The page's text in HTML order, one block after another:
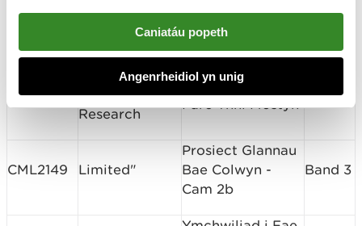
Caniatáu popeth
Angenrheidiol yn unig
SP2108
Harbwr
Aberysywyth
Cynllun
RML2150
"ABP Marine
Environmental
Research
Arolwg Benthig
Parc Ynni Mostyn
Band 1
CML2149 Limited"
Prosiect Glannau
Bae Colwyn -
Cam 2b
Band 3